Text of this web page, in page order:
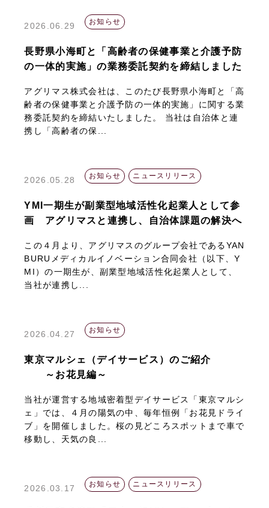
2026.06.29 お知らせ
長野県小海町と「高齢者の保健事業と介護予防
の一体的実施」の業務委託契約を締結しました
アグリマス株式会社は、このたび長野県小海町と「高
齢者の保健事業と介護予防の一体的実施」に関する業
務委託契約を締結いたしました。 当社は自治体と連
携し「高齢者の保...
2026.05.28 お知らせ ニュースリリース
YMI一期生が副業型地域活性化起業人として参
画 アグリマスと連携し、自治体課題の解決へ
この４月より、アグリマスのグループ会社であるYAN
BURUメディカルイノベーション合同会社（以下、Y
MI）の一期生が、副業型地域活性化起業人として、
当社が連携し...
2026.04.27 お知らせ
東京マルシェ（デイサービス）のご紹介
～お花見編～
当社が運営する地域密着型デイサービス「東京マルシ
ェ」では、４月の陽気の中、毎年恒例「お花見ドライ
ブ」を開催しました。桜の見どころスポットまで車で
移動し、天気の良...
2026.03.17 お知らせ ニュースリリース